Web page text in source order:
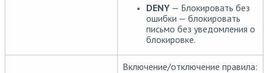
DENY — Блокировать без
ошибки — блокировать
письмо без уведомления о
блокировке.
Включение/отключение правила: